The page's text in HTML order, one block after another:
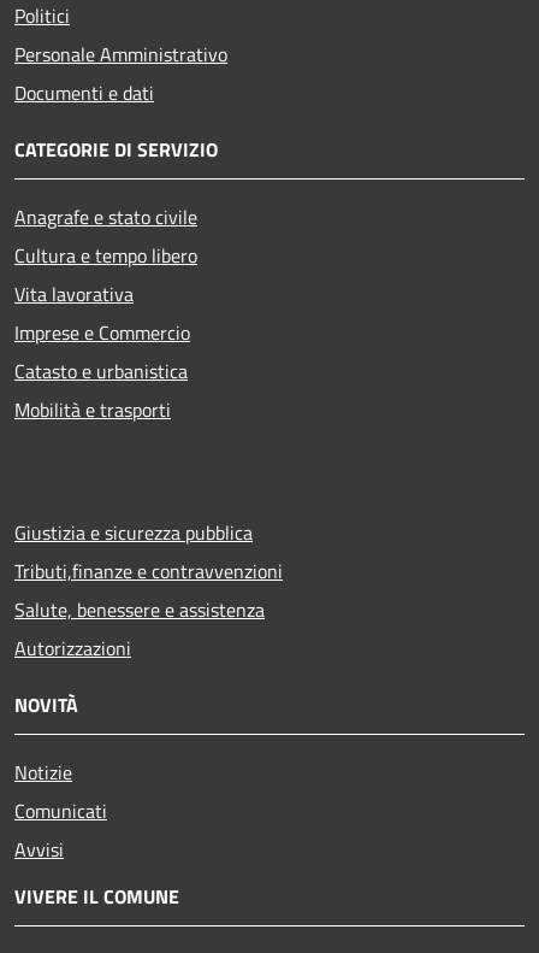
Politici
Personale Amministrativo
Documenti e dati
CATEGORIE DI SERVIZIO
Anagrafe e stato civile
Cultura e tempo libero
Vita lavorativa
Imprese e Commercio
Catasto e urbanistica
Mobilità e trasporti
Giustizia e sicurezza pubblica
Tributi,finanze e contravvenzioni
Salute, benessere e assistenza
Autorizzazioni
NOVITÀ
Notizie
Comunicati
Avvisi
VIVERE IL COMUNE